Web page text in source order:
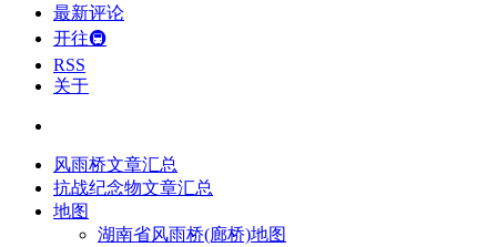
最新评论
开往🚇
RSS
关于
风雨桥文章汇总
抗战纪念物文章汇总
地图
湖南省风雨桥(廊桥)地图